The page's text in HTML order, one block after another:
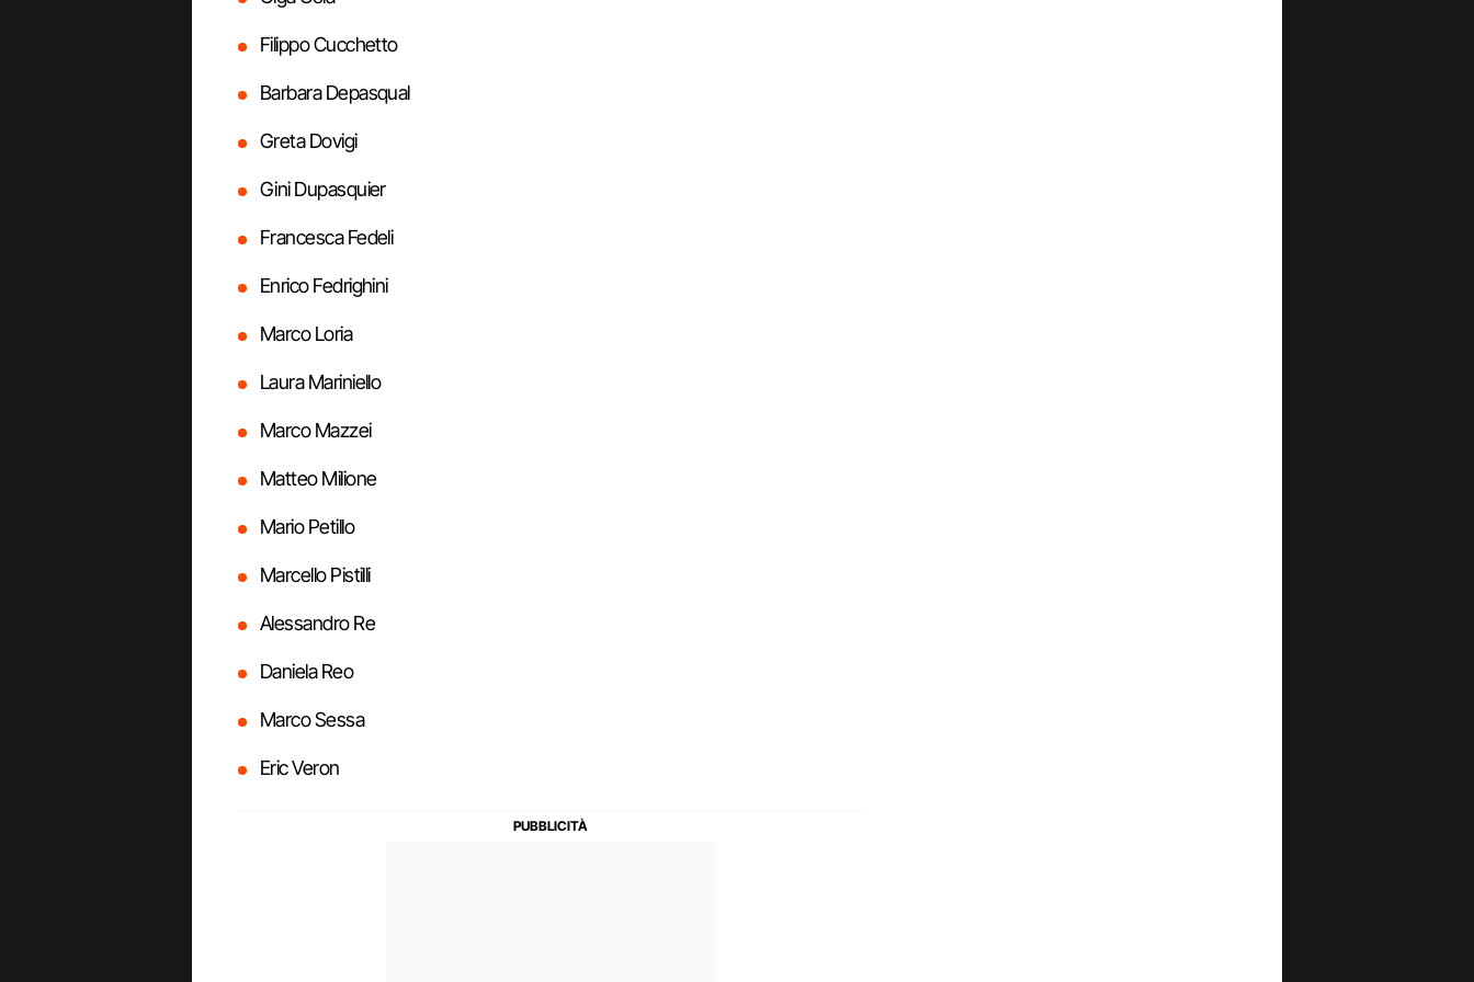
Filippo Cucchetto
Barbara Depasqual
Greta Dovigi
Gini Dupasquier
Francesca Fedeli
Enrico Fedrighini
Marco Loria
Laura Mariniello
Marco Mazzei
Matteo Milione
Mario Petillo
Marcello Pistilli
Alessandro Re
Daniela Reo
Marco Sessa
Eric Veron